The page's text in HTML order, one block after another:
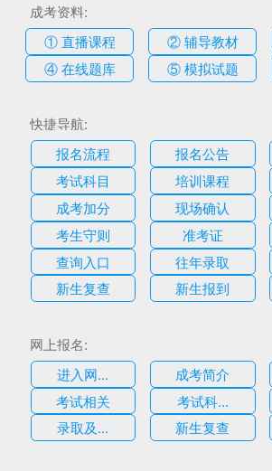
成考资料:
① 直播课程
② 辅导教材
④ 在线题库
⑤ 模拟试题
快捷导航:
报名流程
报名公告
考试科目
培训课程
成考加分
现场确认
考生守则
准考证
查询入口
往年录取
新生复查
新生报到
网上报名:
进入网...
成考简介
考试相关
考试科...
录取及...
新生复查